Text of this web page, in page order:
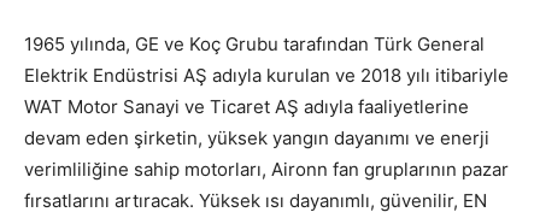
1965 yılında, GE ve Koç Grubu tarafından Türk General
Elektrik Endüstrisi AŞ adıyla kurulan ve 2018 yılı itibariyle
WAT Motor Sanayi ve Ticaret AŞ adıyla faaliyetlerine
devam eden şirketin, yüksek yangın dayanımı ve enerji
verimliliğine sahip motorları, Aironn fan gruplarının pazar
fırsatlarını artıracak. Yüksek ısı dayanımlı, güvenilir, EN